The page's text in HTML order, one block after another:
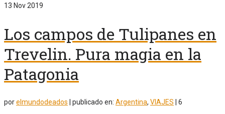
13 Nov 2019
Los campos de Tulipanes en
Trevelin. Pura magia en la
Patagonia
porelmundodeados publicado en: Argentina, VIAJES 6